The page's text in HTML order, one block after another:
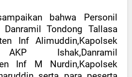
bahwa Personil
Tondong Tallasa
Inf Alimuddin,Kapolsek
Ishak,Danramil
Inf M Nurdin,Kapolsek